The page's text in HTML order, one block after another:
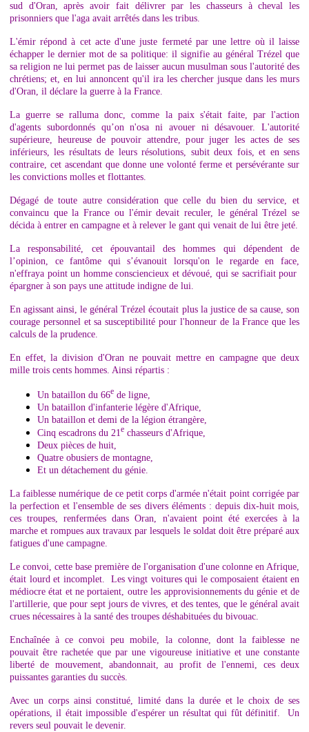
sud d'Oran, après avoir fait délivrer par les chasseurs à cheval les
prisonniers que l'aga avait arrêtés dans les tribus.
L'émir répond à cet acte d'une juste fermeté par une lettre où il laisse
échapper le dernier mot de sa politique: il signifie au général Trézel que
sa religion ne lui permet pas de laisser aucun musulman sous l'autorité des
chrétiens; et, en lui annoncent qu'il ira les chercher jusque dans les murs
d'Oran, il déclare la guerre à la France.
La guerre se ralluma donc, comme la paix s'était faite, par l'action
d'agents subordonnés qu’on n'osa ni avouer ni désavouer. L'autorité
supérieure, heureuse de pouvoir attendre, pour juger les actes de ses
inférieurs, les résultats de leurs résolutions, subit deux fois, et en sens
contraire, cet ascendant que donne une volonté ferme et persévérante sur
les convictions molles et flottantes.
Dégagé de toute autre considération que celle du bien du service, et
convaincu que la France ou l'émir devait reculer, le général Trézel se
décida à entrer en campagne et à relever le gant qui venait de lui être jeté.
La responsabilité, cet épouvantail des hommes qui dépendent de
l’opinion, ce fantôme qui s’évanouit lorsqu'on le regarde en face,
n'effraya point un homme consciencieux et dévoué, qui se sacrifiait pour
épargner à son pays une attitude indigne de lui.
En agissant ainsi, le général Trézel écoutait plus la justice de sa cause, son
courage personnel et sa susceptibilité pour l'honneur de la France que les
calculs de la prudence.
En effet, la division d'Oran ne pouvait mettre en campagne que deux
mille trois cents hommes. Ainsi répartis :
Un bataillon du 66e de ligne,
Un bataillon d'infanterie légère d'Afrique,
Un bataillon et demi de la légion étrangère,
Cinq escadrons du 21e chasseurs d'Afrique,
Deux pièces de huit,
Quatre obusiers de montagne,
Et un détachement du génie.
La faiblesse numérique de ce petit corps d'armée n'était point corrigée par
la perfection et l'ensemble de ses divers éléments : depuis dix-huit mois,
ces troupes, renfermées dans Oran, n'avaient point été exercées à la
marche et rompues aux travaux par lesquels le soldat doit être préparé aux
fatigues d'une campagne.
Le convoi, cette base première de l'organisation d'une colonne en Afrique,
était lourd et incomplet. Les vingt voitures qui le composaient étaient en
médiocre état et ne portaient, outre les approvisionnements du génie et de
l'artillerie, que pour sept jours de vivres, et des tentes, que le général avait
crues nécessaires à la santé des troupes déshabituées du bivouac.
Enchaînée à ce convoi peu mobile, la colonne, dont la faiblesse ne
pouvait être rachetée que par une vigoureuse initiative et une constante
liberté de mouvement, abandonnait, au profit de l'ennemi, ces deux
puissantes garanties du succès.
Avec un corps ainsi constitué, limité dans la durée et le choix de ses
opérations, il était impossible d'espérer un résultat qui fût définitif. Un
revers seul pouvait le devenir.